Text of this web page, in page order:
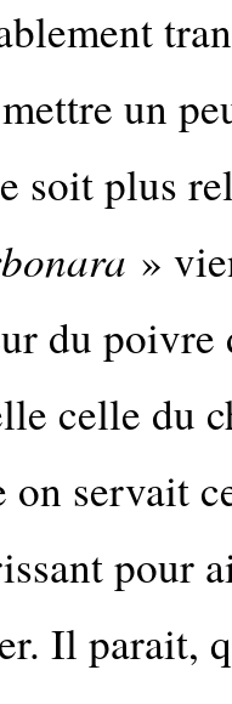
un
soit plus
»
du poivre
celle du
on servait
pour
Il parait,